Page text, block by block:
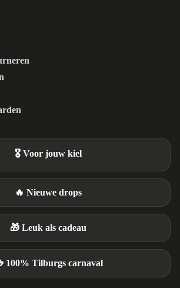
🎖️ Voor jouw kiel
🔥 Nieuwe drops
🎁 Leuk als cadeau
100% Tilburgs carnaval